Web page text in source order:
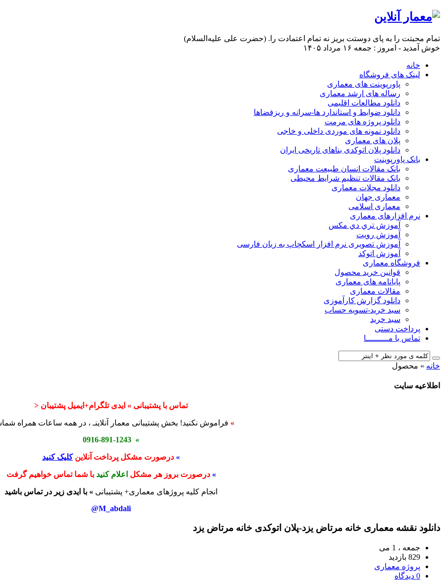
تمام محبتت را به پای دوستت بریز نه تمام اعتمادت را. (حضرت علی علیه‌السلام)
خوش آمدید - امروز : جمعه ۱۶ مرداد ۱۴۰۵
خانه
لینک های فروشگاه
پاورپوینت های معماری
رساله های ارشد معماری
دانلود مطالعات اقلیمی
دانلود ضوابط و استاندارد ها-سرانه و ریزفضاها
دانلود پروژه های مرمت
دانلود نمونه های موردی داخلی و خاجی
پلان های معماری
دانلود پلان اتوکدی بناهای تاریخی ایران
بانک پاورپوینت
بانک مقالات انسان طبیعت معماری
بانک مقالات تنظیم شرایط محیطی
دانلود مجلات معماری
معماری جهان
معماری اسلامی
نرم افزارهای معماری
آﻣﻮزش ﺗﺮي دي ﻣﮑﺲ
آموزش رویت
آموزش تصویری نرم افزار اسکچاپ به زبان فارسی
آموزش اتوکد
فروشگاه معماری
قوانین خرید محصول
پایانامه های معماری
مقالات معماری
دانلود گزارش کارآموزی
سبد خرید-تسویه حساب
سبد خرید
پرداخت دستی
تماس با مـــــــــا
خانه » محصول
اطلاعیه سایت
تماس با پشتیبانی » ایدی تلگرام+ایمیل پشتیبان <
» فراموش نکنید! بخش پشتیبانی معمار آنلاینـ ، در همه ساعات همراه
» 0916-891-1243
» درصورت مشکل پرداخت آنلاینکلیک کنید
» درصورت بروز هر مشکل اعلام کنید با شما تماس خواهیم گرفت
انجام کلیه پروژهای معماری+ پشتیبانی » با ایدی زیر در تماس باشید
M_abdali@
دانلود نقشه معماری خانه مرتاض یزد-پلان اتوکدی خانه مرتاض یزد
جمعه ، 1 می
829 بازدید
پروژه معماری
0 دیدگاه